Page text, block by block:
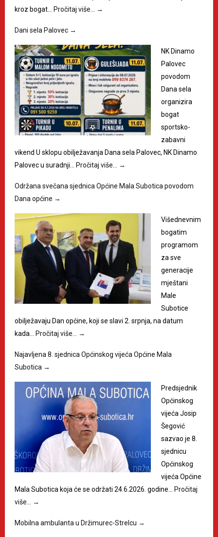
kroz bogat… Pročitaj više… →
Dani sela Palovec →
NK Dinamo
Palovec
povodom
Dana sela
organizira
bogat
sportsko-
zabavni
vikend U sklopu obilježavanja Dana sela Palovec, NK Dinamo
Palovec u suradnji… Pročitaj više… →
Održana svečana sjednica Općine Mala Subotica povodom
Dana općine →
Višednevnim
bogatim
programom
za sve
generacije
mještani
Male
Subotice
obilježavaju Dan općine, koji se slavi 2. srpnja, na datum
kada… Pročitaj više… →
Najavljena 8. sjednica Općinskog vijeća Općine Mala
Subotica →
Predsjednik
Općinskog
vijeća Josip
Šegović
sazvao je 8.
sjednicu
Općinskog
vijeća Općine
Mala Subotica koja će se održati 24.6.2026. godine… Pročitaj
više…
→
Mobilna ambulanta u Držimurec-Strelcu →